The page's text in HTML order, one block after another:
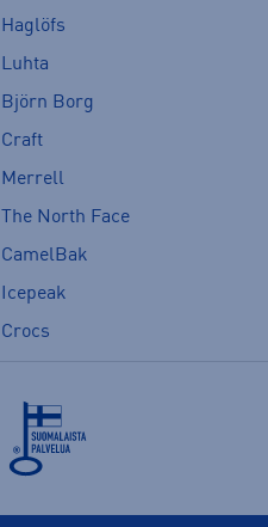
Haglöfs
Luhta
Björn Borg
Craft
Merrell
The North Face
CamelBak
Icepeak
Crocs